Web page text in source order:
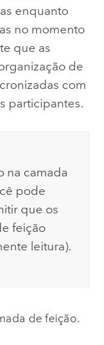
enquanto
no momento
que as
de
com
participantes.
na camada
pode
que os
feição
leitura).
de feição.